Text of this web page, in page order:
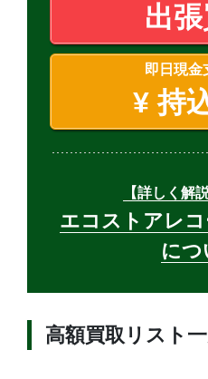
出
即日現金
¥持
【詳しく解
エコストアレ
につ
高額買取リスト